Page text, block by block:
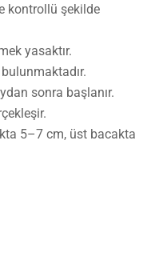
kontrollü şekilde
yasaktır.
sonra başlanır.
5–7 cm, üst bacakta